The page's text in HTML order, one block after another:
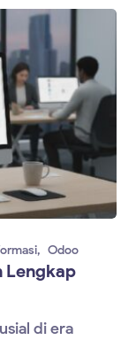
Odoo
Lengkap
di era